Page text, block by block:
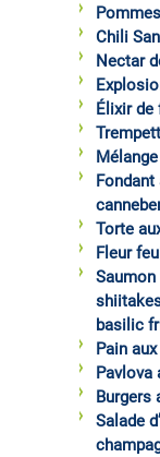
Chili
Nectar
Élixir de
Fondant
Torte
Fleur
basilic
Pain
Pavlova
Burgers
Salade